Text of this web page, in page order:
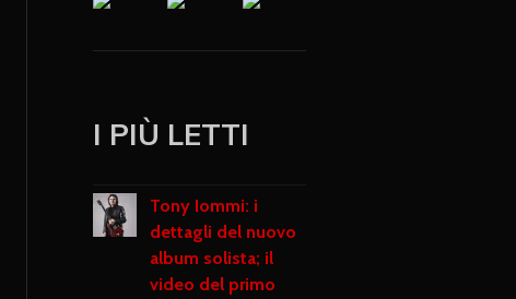
I PIÙ LETTI
Tony Iommi: i
dettagli del nuovo
album solista; il
video del primo